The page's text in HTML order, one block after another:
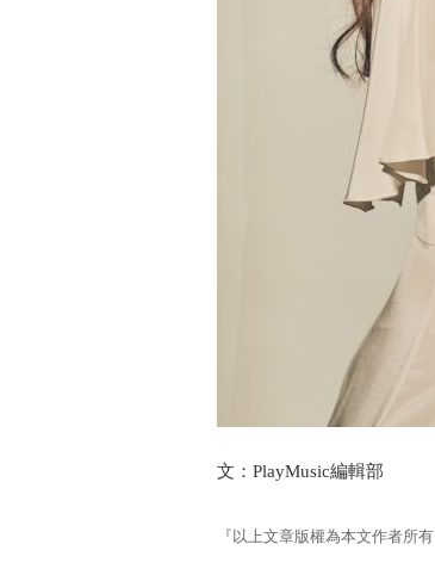
文：PlayMusic編輯
『以上文章版權為本文作者所